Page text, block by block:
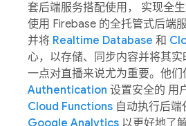
套后端服务搭配使用， 实现全
使用 Firebase 的全托管式后端
并将 Realtime Database 和
心，以存储、同步内容并将其
一点对直播来说尤为重要。他们
Authentication 设置安全的 用
Cloud Functions 自动执行后端